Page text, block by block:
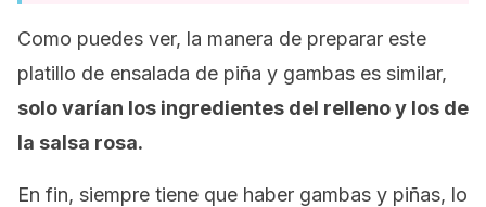
Como puedes ver, la manera de preparar este
platillo de ensalada de piña y gambas es similar,
solo varían los ingredientes del relleno y los de
la salsa rosa.
En fin, siempre tiene que haber gambas y piñas, lo